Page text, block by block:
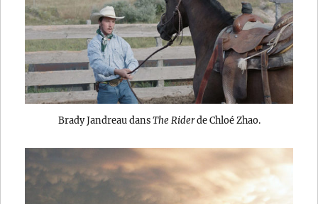
Brady Jandreau dansThe Riderde Chloé Zhao.